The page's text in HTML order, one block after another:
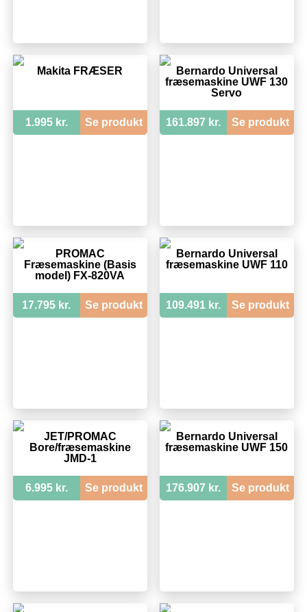
Makita FRÆSER
1.995 kr. Se produkt
Bernardo Universal
fræsemaskine UWF 130
Servo
161.897 kr. Se produkt
PROMAC
Fræsemaskine (Basis
model) FX-820VA
17.795 kr. Se produkt
Bernardo Universal
fræsemaskine UWF 110
109.491 kr. Se produkt
JET/PROMAC
Bore/fræsemaskine
JMD-1
6.995 kr. Se produkt
Bernardo Universal
fræsemaskine UWF 150
176.907 kr. Se produkt